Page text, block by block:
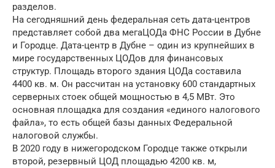
разделов.
На сегодняшний день федеральная сеть дата-центров
представляет собой два мегаЦОДа ФНС России в Дубне
и Городце. Дата-центр в Дубне – один из крупнейших в
мире государственных ЦОДов для финансовых
структур. Площадь второго здания ЦОДа составила
4400 кв. м. Он рассчитан на установку 600 стандартных
серверных стоек общей мощностью в 4,5 МВт. Это
основная площадка для создания «единого налогового
файла», то есть общей базы данных Федеральной
налоговой службы.
В 2020 году в нижегородском Городце также открыли
второй, резервный ЦОД площадью 4200 кв. м,